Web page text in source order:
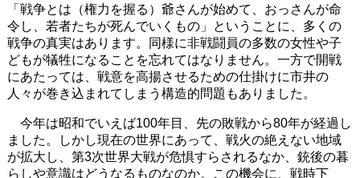
「戦争とは（権力を握る）爺さんが始めて、おっさんが命
令し、若者たちが死んでいくもの」ということに、多くの
戦争の真実はあります。同様に非戦闘員の多数の女性や子
どもが犠牲になることを忘れてはなりません。一方で開戦
にあたっては、戦意を高揚させるための仕掛けに市井の
人々が巻き込まれてしまう構造的問題もありました。
今年は昭和でいえば100年目、先の敗戦から80年が経過し
ました。しかし現在の世界にあって、戦火の絶えない地域
が拡大し、第3次世界大戦が危惧すらされるなか、銃後の暮
らしや意識はどうなるものなのか。この機会に、戦時下